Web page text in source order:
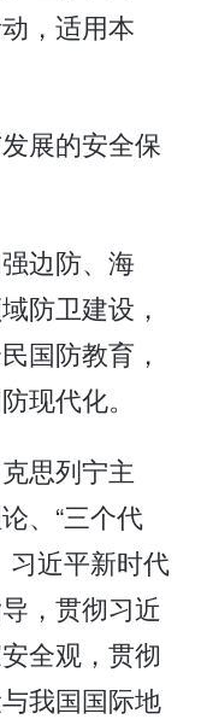
，适用本
展的安全保
边防、海
防卫建设，
国防教育，
现代化。
思列宁主
、“三个代
习近平新时代
，贯彻习近
全观，贯彻
我国国际地